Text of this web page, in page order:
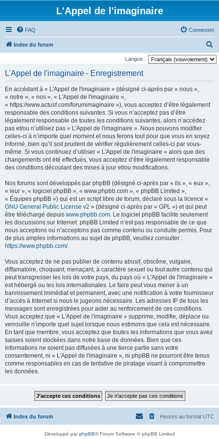
L'Appel de l'imaginaire
FAQ Connexion
Index du forum
e
Langue :
L'Appel de l'imaginaire - Enregistrement
En accédant à « L'Appel de l'imaginaire » (désigné ci-après par « nous »,
« notre », « nos », « L'Appel de l'imaginaire »,
« https://www.actusf.com/forumimaginaire »), vous acceptez d’être légalement
responsable des conditions suivantes. Si vous n’acceptez pas d’être
légalement responsable de toutes les conditions suivantes, alors n’accédez
pas et/ou n’utilisez pas « L'Appel de l'imaginaire ». Nous pouvons modifier
celles-ci à n’importe quel moment et nous ferons tout pour que vous en soyez
informé, bien qu’il soit prudent de vérifier régulièrement celles-ci par vous-
même. Si vous continuez d’utiliser « L'Appel de l'imaginaire » alors que des
changements ont été effectués, vous acceptez d’être légalement responsable
des conditions découlant des mises à jour et/ou modifications.
Nos forums sont développés par phpBB (désigné ci-après par « ils », « eux »,
« leur », « logiciel phpBB », « www.phpbb.com », « phpBB Limited »,
« Équipes phpBB ») qui est un script libre de forum, déclaré sous la licence «
GNU General Public License v2 » (désigné ci-après par « GPL ») et qui peut
être téléchargé depuis www.phpbb.com. Le logiciel phpBB facilite seulement
les discussions sur Internet. phpBB Limited n’est pas responsable de ce que
nous acceptons ou n’acceptons pas comme contenu ou conduite permis. Pour
de plus amples informations au sujet de phpBB, veuillez consulter :
https://www.phpbb.com/.
Vous acceptez de ne pas publier de contenu abusif, obscène, vulgaire,
diffamatoire, choquant, menaçant, à caractère sexuel ou tout autre contenu qui
peut transgresser les lois de votre pays, du pays où « L'Appel de l'imaginaire »
est hébergé ou les lois internationales. Le faire peut vous mener à un
bannissement immédiat et permanent, avec une notification à votre fournisseur
d’accès à Internet si nous le jugeons nécessaire. Les adresses IP de tous les
messages sont enregistrées pour aider au renforcement de ces conditions.
Vous acceptez que « L'Appel de l'imaginaire » supprime, modifie, déplace ou
verrouille n’importe quel sujet lorsque nous estimons que cela est nécessaire.
En tant que membre, vous acceptez que toutes les informations que vous avez
saisies soient stockées dans notre base de données. Bien que ces
informations ne soient pas diffusées à une tierce partie sans votre
consentement, ni « L'Appel de l'imaginaire », ni phpBB ne pourront être tenus
comme responsables en cas de tentative de piratage visant à compromettre
les données.
Index du forum Heures au format UTC
Développé parphpBB® Forum Software © phpBB Limited